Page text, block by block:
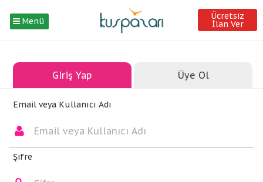
Menü Ücretsiz
İlan Ver
Giriş Yap Üye Ol
Email veya Kullanıcı Adı
Şifre